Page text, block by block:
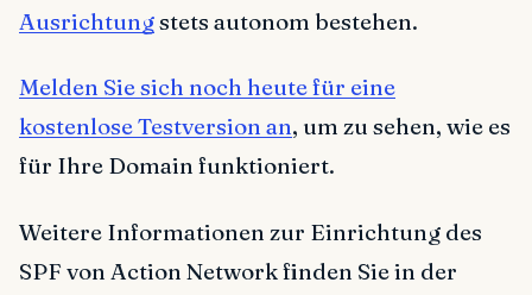
Ausrichtungstets autonom bestehen.
Melden Sie sich noch heute für eine
kostenlose Testversion an, um zu sehen, wie es
für Ihre Domain funktioniert.
Weitere Informationen zur Einrichtung des
SPF von Action Network finden Sie in der